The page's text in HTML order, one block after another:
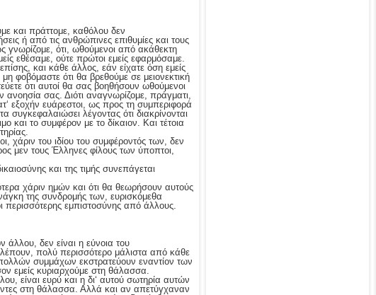
και πράττομε, καθόλου δεν
ή από τις ανθρώπινες επιθυμίες και τους
ότι, ωθούμενοι από ακάθεκτη
εθέσαμε, ούτε πρώτοι εμείς εφαρμόσαμε.
και κάθε άλλος, εάν είχατε όση εμείς
φοβόμαστε ότι θα βρεθούμε σε μειονεκτική
ότι αυτοί θα σας βοηθήσουν ωθούμενοι
ανοησία σας. Διότι αναγνωρίζομε, πράγματι,
εξοχήν ευάρεστοι, ως προς τη συμπεριφορά
λέγοντας ότι διακρίνονται
και το συμφέρον με το δίκαιον. Και τέτοια
χάριν του ιδίου του συμφέροντός των, δεν
μεν τους Έλληνες φίλους των ύποπτοι,
και της τιμής συνεπάγεται
χάριν ημών και ότι θα θεωρήσουν αυτούς
της συνδρομής των, ευρισκόμεθα
περισσότερης εμπιστοσύνης από άλλους.
άλλου, δεν είναι η εύνοια του
πολύ περισσότερο μάλιστα από κάθε
πολλών συμμάχων εκστρατεύουν εναντίον των
εμείς κυριαρχούμε στη θάλασσα.
είναι ευρύ και η δι‘ αυτού σωτηρία αυτών
στη θάλασσα. Αλλά και αν απετύγχαναν